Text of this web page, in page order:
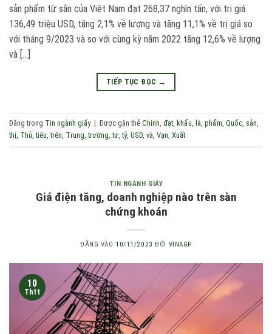
sản phẩm từ sắn của Việt Nam đạt 268,37 nghìn tấn, với trị giá
136,49 triệu USD, tăng 2,1% về lượng và tăng 11,1% về trị giá so
với tháng 9/2023 và so với cùng kỳ năm 2022 tăng 12,6% về lượng
và […]
TIẾP TỤC ĐỌC →
Đăng trong Tin ngành giấy | Được gắn thẻ Chính đạt khẩu là phẩm Quốc sản
thị Thủ ,tiêu ,trên Trung ,trường ,tư ,tỷ, USD và Vạn Xuất
TIN NGÀNH GIẤY
Giá điện tăng, doanh nghiệp nào trên sàn
chứng khoán
ĐĂNG VÀO 10/11/2023 BỞI VINAGP
10
Th11